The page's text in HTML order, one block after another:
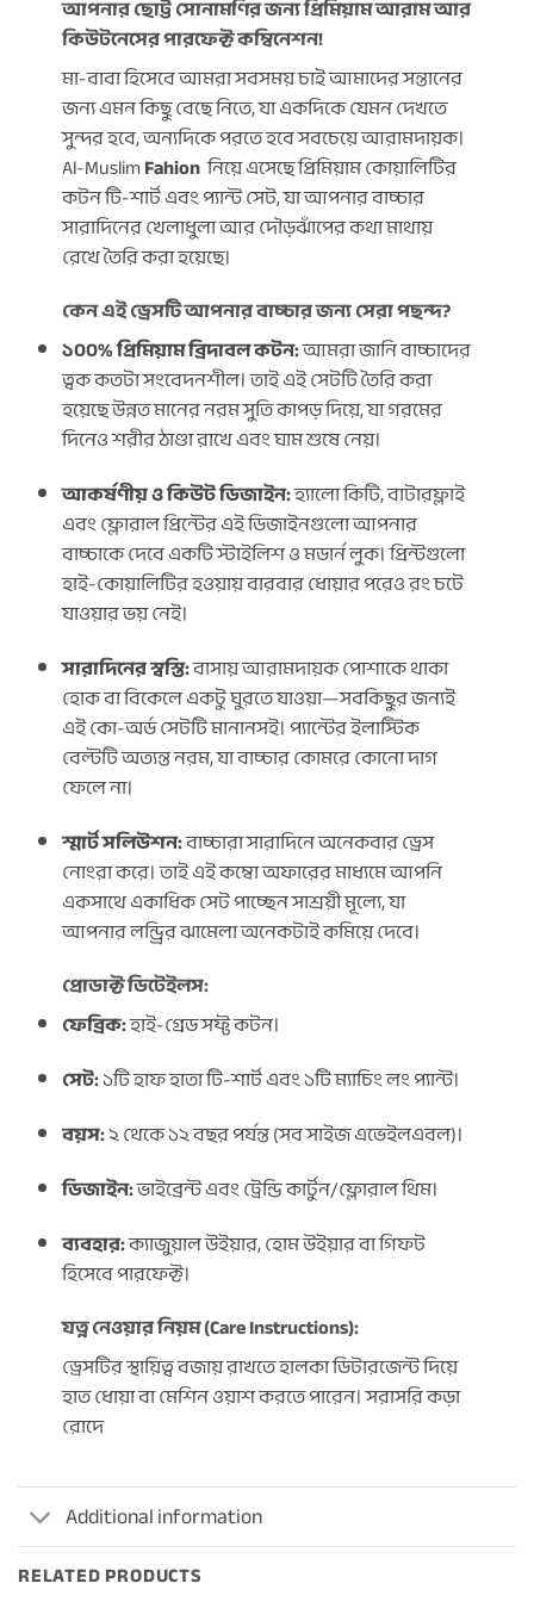
আপনার ছোট্ট সোনামণির জন্য প্রিমিয়াম আরাম আর
কিউটনেসের পারফেক্ট কম্বিনেশন!
মা-বাবা হিসেবে আমরা সবসময় চাই আমাদের সন্তানের
জন্য এমন কিছু বেছে নিতে, যা একদিকে যেমন দেখতে
সুন্দর হবে, অন্যদিকে পরতে হবে সবচেয়ে আরামদায়ক।
Al-MuslimFahionনিয়ে এসেছে প্রিমিয়াম কোয়ালিটির
কটন টি-শার্ট এবং প্যান্ট সেট, যা আপনার বাচ্চার
সারাদিনের খেলাধুলা আর দৌড়ঝাঁপের কথা মাথায়
রেখে তৈরি করা হয়েছে।
কেন এই ড্রেসটি আপনার বাচ্চার জন্য সেরা পছন্দ?
১০০% প্রিমিয়াম ব্রিদাবল কটন:আমরা জানি বাচ্চাদের
ত্বক কতটা সংবেদনশীল। তাই এই সেটটি তৈরি করা
হয়েছে উন্নত মানের নরম সুতি কাপড় দিয়ে, যা গরমের
দিনেও শরীর ঠাণ্ডা রাখে এবং ঘাম শুষে নেয়।
আকর্ষণীয় ও কিউট ডিজাইন:হ্যালো কিটি, বাটারফ্লাই
এবং ফ্লোরাল প্রিন্টের এই ডিজাইনগুলো আপনার
বাচ্চাকে দেবে একটি স্টাইলিশ ও মডার্ন লুক। প্রিন্টগুলো
হাই-কোয়ালিটির হওয়ায় বারবার ধোয়ার পরেও রং চটে
যাওয়ার ভয় নেই।
সারাদিনের স্বস্তি:বাসায় আরামদায়ক পোশাকে থাকা
হোক বা বিকেলে একটু ঘুরতে যাওয়া—সবকিছুর জন্যই
এই কো-অর্ড সেটটি মানানসই। প্যান্টের ইলাস্টিক
বেল্টটি অত্যন্ত নরম, যা বাচ্চার কোমরে কোনো দাগ
ফেলে না।
স্মার্ট সলিউশন:বাচ্চারা সারাদিনে অনেকবার ড্রেস
নোংরা করে। তাই এই কম্বো অফারের মাধ্যমে আপনি
একসাথে একাধিক সেট পাচ্ছেন সাশ্রয়ী মূল্যে, যা
আপনার লন্ড্রির ঝামেলা অনেকটাই কমিয়ে দেবে।
প্রোডাক্ট ডিটেইলস:
ফেব্রিক:হাই-গ্রেড সফ্ট কটন।
সেট:১টি হাফ হাতা টি-শার্ট এবং ১টি ম্যাচিং লং প্যান্ট।
বয়স:২ থেকে ১২ বছর পর্যন্ত (সব সাইজ এভেইলএবল)।
ডিজাইন:ভাইব্রেন্ট এবং ট্রেন্ডি কার্টুন/ফ্লোরাল থিম।
ব্যবহার:ক্যাজুয়াল উইয়ার, হোম উইয়ার বা গিফট
হিসেবে পারফেক্ট।
যত্ন নেওয়ার নিয়ম (Care Instructions):
ড্রেসটির স্থায়িত্ব বজায় রাখতে হালকা ডিটারজেন্ট দিয়ে
হাত ধোয়া বা মেশিন ওয়াশ করতে পারেন। সরাসরি কড়া
রোদে
Additional information
RELATED PRODUCTS